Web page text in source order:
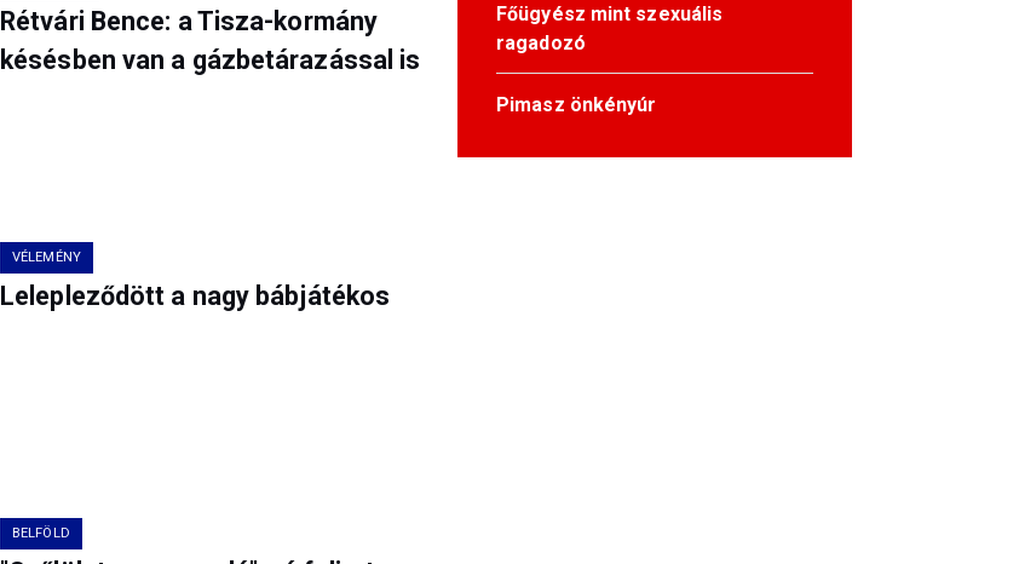
Rétvári Bence: a Tisza-kormány
késésben van a gázbetárazással is
VÉLEMÉNY
Lelepleződött a nagy bábjátékos
BELFÖLD
Főügyész mint szexuális
ragadozó
Pimasz önkényúr